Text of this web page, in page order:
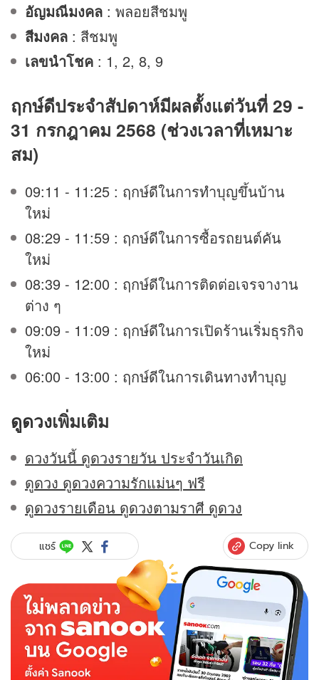
อัญมณีมงคล : พลอยสีชมพู
สีมงคล : สีชมพู
เลขนำโชค : 1, 2, 8, 9
ฤกษ์ดีประจำสัปดาห์มีผลตั้งแต่วันที่ 29 -
31 กรกฎาคม 2568 (ช่วงเวลาที่เหมาะ
สม)
09:11 - 11:25 : ฤกษ์ดีในการทำบุญขึ้นบ้าน
ใหม่
08:29 - 11:59 : ฤกษ์ดีในการซื้อรถยนต์คัน
ใหม่
08:39 - 12:00 : ฤกษ์ดีในการติดต่อเจรจางาน
ต่าง ๆ
09:09 - 11:09 : ฤกษ์ดีในการเปิดร้านเริ่มธุรกิจ
ใหม่
06:00 - 13:00 : ฤกษ์ดีในการเดินทางทำบุญ
ดูดวงเพิ่มเติม
ดวงวันนี้ ดูดวงรายวัน ประจำวันเกิด
ดูดวง ดูดวงความรักแม่นๆ ฟรี
ดูดวงรายเดือน ดูดวงตามราศี ดูดวง
แชร์ Copy link